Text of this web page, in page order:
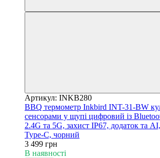
Артикул: INKB280
BBQ термометр Inkbird INT-31-BW
сенсорами у щупі цифровий із
2.4G та 5G, захист IP67, додаток та
Type-C, чорний
3 499 грн
В наявності